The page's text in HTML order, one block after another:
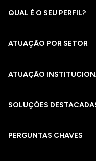
QUAL É O SEU PERFIL?
ATUAÇÃO POR SETOR
ATUAÇÃO
SOLUÇÕES
PERGUNTAS CHAVES​